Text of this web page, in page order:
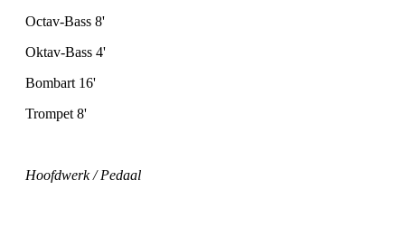
Octav-Bass 8'
Oktav-Bass 4'
Bombart 16'
Trompet 8'
Hoofdwerk / Pedaal